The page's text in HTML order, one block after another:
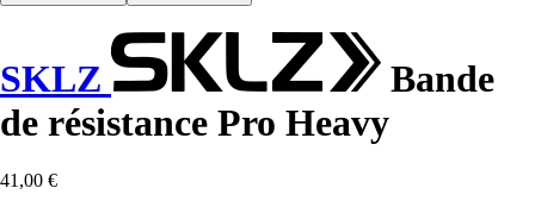
SKLZ
Bande
de résistance Pro Heavy
41,00 €